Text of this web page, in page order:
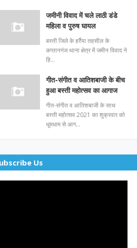
जमीनी विवाद में चले लाठी डंडे
महिला व पुरुष घायल
बस्ती जिले के हर्रैया तहसील के
कप्तानगंज थाना क्षेत्र में जमीन विवाद ने
हि…
गीत-संगीत व आतिशबाजी के बीच
हुआ बस्ती महोत्सव का आगाज
गीत-संगीत व आतिशबाजी के साथ
बस्ती महोत्सव 2021 का शुक्रवार को
धूमधाम से आग…
Us